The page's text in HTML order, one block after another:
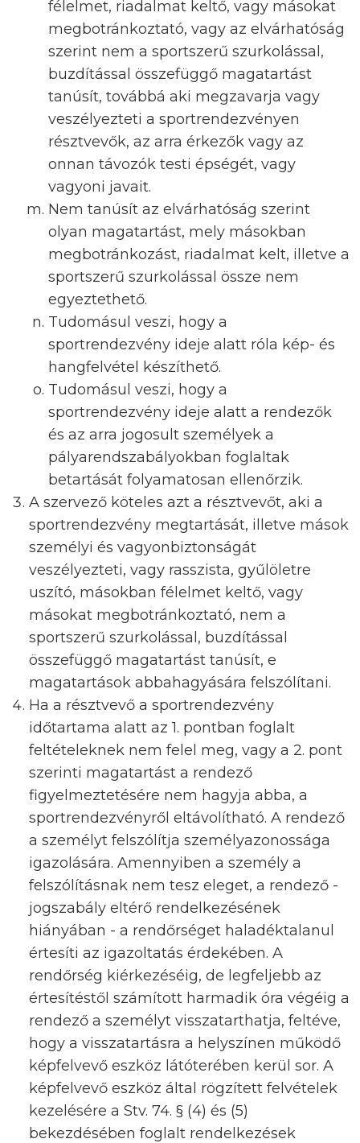
félelmet, riadalmat keltő, vagy másokat
megbotránkoztató, vagy az elvárhatóság
szerint nem a sportszerű szurkolással,
buzdítással összefüggő magatartást
tanúsít, továbbá aki megzavarja vagy
veszélyezteti a sportrendezvényen
résztvevők, az arra érkezők vagy az
onnan távozók testi épségét, vagy
vagyoni javait.
Nem tanúsít az elvárhatóság szerint
olyan magatartást, mely másokban
megbotránkozást, riadalmat kelt, illetve a
sportszerű szurkolással össze nem
egyeztethető.
Tudomásul veszi, hogy a
sportrendezvény ideje alatt róla kép- és
hangfelvétel készíthető.
Tudomásul veszi, hogy a
sportrendezvény ideje alatt a rendezők
és az arra jogosult személyek a
pályarendszabályokban foglaltak
betartását folyamatosan ellenőrzik.
A szervező köteles azt a résztvevőt, aki a
sportrendezvény megtartását, illetve mások
személyi és vagyonbiztonságát
veszélyezteti, vagy rasszista, gyűlöletre
uszító, másokban félelmet keltő, vagy
másokat megbotránkoztató, nem a
sportszerű szurkolással, buzdítással
összefüggő magatartást tanúsít, e
magatartások abbahagyására felszólítani.
Ha a résztvevő a sportrendezvény
időtartama alatt az 1. pontban foglalt
feltételeknek nem felel meg, vagy a 2. pont
szerinti magatartást a rendező
figyelmeztetésére nem hagyja abba, a
sportrendezvényről eltávolítható. A rendező
a személyt felszólítja személyazonossága
igazolására. Amennyiben a személy a
felszólításnak nem tesz eleget, a rendező -
jogszabály eltérő rendelkezésének
hiányában - a rendőrséget haladéktalanul
értesíti az igazoltatás érdekében. A
rendőrség kiérkezéséig, de legfeljebb az
értesítéstől számított harmadik óra végéig a
rendező a személyt visszatarthatja, feltéve,
hogy a visszatartásra a helyszínen működő
képfelvevő eszköz látóterében kerül sor. A
képfelvevő eszköz által rögzített felvételek
kezelésére a Stv. 74. § (4) és (5)
bekezdésében foglalt rendelkezések